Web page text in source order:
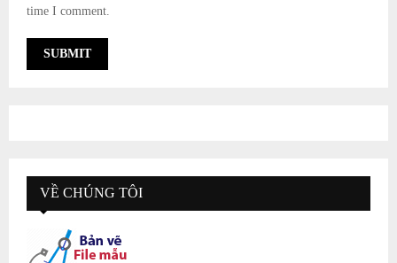
time I comment.
VỀ CHÚNG TÔI